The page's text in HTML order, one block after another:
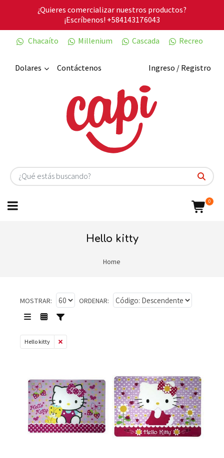
¿Quieres comercializar nuestros productos?
¡Escríbenos!+584143176043
Chacaíto
Millenium Cascada Recreo
Dolares Ingreso / Registro
Contáctenos
0
hello kitty
Home
MOSTRAR: ORDENAR:
Hello kitty